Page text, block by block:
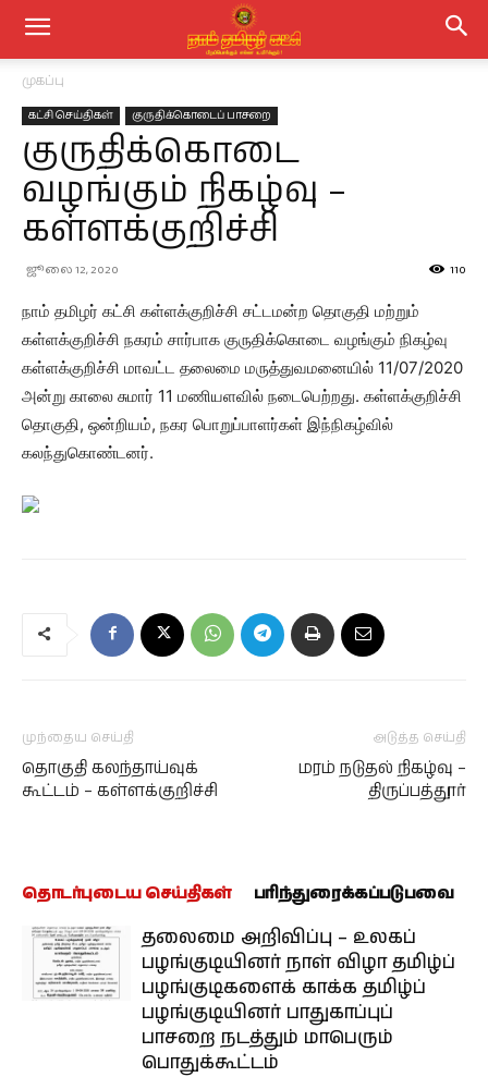
முகப்பு
கட்சி செய்திகள் குருதிக்கொடைப் பாசறை
குருதிக்கொடை
வழங்கும் நிகழ்வு –
கள்ளக்குறிச்சி
ஜூலை 12, 2020 110
நாம் தமிழர் கட்சி கள்ளக்குறிச்சி சட்டமன்ற தொகுதி மற்றும்
கள்ளக்குறிச்சி நகரம் சார்பாக குருதிக்கொடை வழங்கும் நிகழ்வு
கள்ளக்குறிச்சி மாவட்ட தலைமை மருத்துவமனையில் 11/07/2020
அன்று காலை சுமார் 11 மணியளவில் நடைபெற்றது. கள்ளக்குறிச்சி
தொகுதி, ஒன்றியம், நகர பொறுப்பாளர்கள் இந்நிகழ்வில்
கலந்துகொண்டனர்.
முந்தைய செய்தி
தொகுதி கலந்தாய்வுக்
கூட்டம் – கள்ளக்குறிச்சி
அடுத்த செய்தி
மரம் நடுதல் நிகழ்வு –
திருப்பத்தூர்
தொடர்புடைய செய்திகள் பரிந்துரைக்கப்படுபவை
தலைமை அறிவிப்பு – உலகப்
பழங்குடியினர் நாள் விழா தமிழ்ப்
பழங்குடிகளைக் காக்க தமிழ்ப்
பழங்குடியினர் பாதுகாப்புப்
பாசறை நடத்தும் மாபெரும்
பொதுக்கூட்டம்